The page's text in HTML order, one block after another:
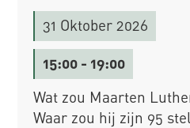
31 Oktober 2026
15:00 - 19:00
Wat zou Maarten
Waar zou hij zijn 95